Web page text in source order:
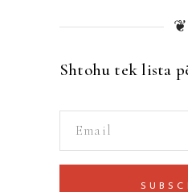
❦
Shtohu tek lista